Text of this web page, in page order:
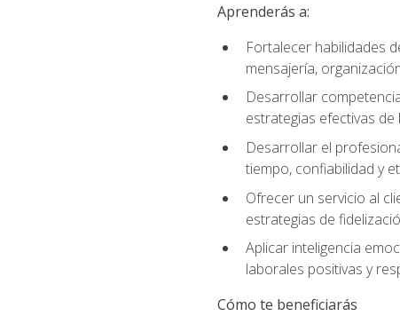
Aprenderás a:
Fortalecer habilidades
mensajería,
Desarrollar
estrategias efectivas
Desarrollar el
tiempo, confiabilidad y
Ofrecer un servicio al
estrategias de
Aplicar inteligencia
laborales positivas y
Cómo te beneficiarás